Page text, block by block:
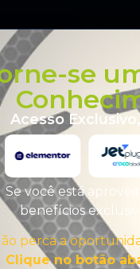
se
Acesso
Se você está
benefícios
perca a
Clique no botão